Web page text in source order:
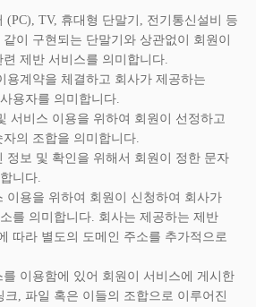
TV, 휴대형 단말기, 전기통신설비 등
이 구현되는 단말기와 상관없이 회원이
제반 서비스를 의미합니다.
계약을 체결하고 회사가 제공하는
용자를 의미합니다.
서비스 이용을 위하여 회원이 선정하고
의 조합을 의미합니다.
보 및 확인을 위해서 회원이 정한 문자
니다.
용을 위하여 회원이 신청하여 회사가
를 의미합니다. 회사는 제공하는 제반
따라 별도의 도메인 주소를 추가적으로
이용함에 있어 회원이 서비스에 게시한
, 파일 혹은 이들의 조합으로 이루어진